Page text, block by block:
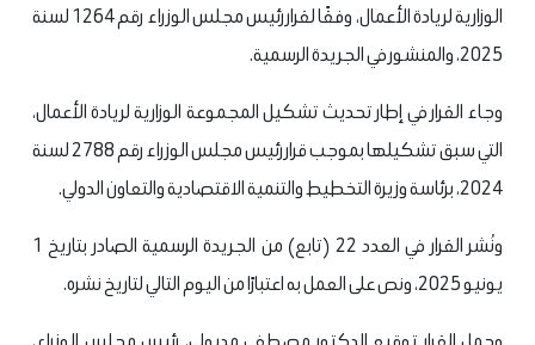
الوزارية لريادة الأعمال، وفقًا لقرار رئيس مجلس الوزراء رقم 1264 لسنة
2025، والمنشور في الجريدة الرسمية.
وجاء القرار في إطار تحديث تشكيل المجموعة الوزارية لريادة الأعمال،
التي سبق تشكيلها بموجب قرار رئيس مجلس الوزراء رقم 2788 لسنة
2024، برئاسة وزيرة التخطيط والتنمية الاقتصادية والتعاون الدولي.
ونُشر القرار في العدد 22 (تابع) من الجريدة الرسمية الصادر بتاريخ 1
يونيو 2025، ونص على العمل به اعتبارًا من اليوم التالي لتاريخ نشره.